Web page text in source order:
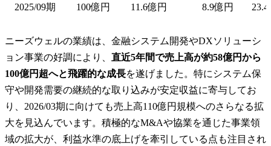
2025/09期 100億円 11.6億円 8.9億円
ニーズウェルの業績は、金融システム開発やDXソリューシ
ョン事業の好調により、 直近5年間で売上高が約58億円から
100億円超へと飛躍的な成長を遂げました。特にシステム保
守や開発需要の継続的な取り込みが安定収益に寄与してお
り、2026/03期に向けても売上高110億円規模へのさらなる拡
大を見込んでいます。積極的なM&Aや協業を通じた事業領
域の拡大が、利益水準の底上げを牽引している点も注目され